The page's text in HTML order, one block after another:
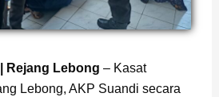
Rejang Lebong – Kasat
Lebong, AKP Suandi secara